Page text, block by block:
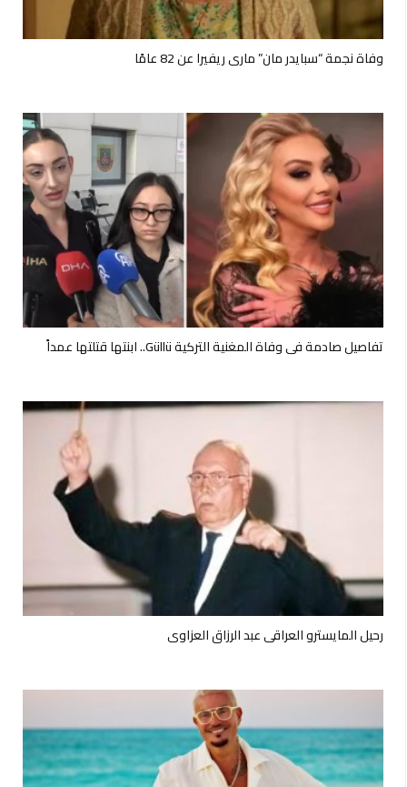
وفاة نجمة “سبايدر مان” ماري ريفيرا عن 82 عامًا
تفاصيل صادمة في وفاة المغنية التركية Güllü.. ابنتها قتلتها عمداً
رحيل المايسترو العراقي عبد الرزاق العزاوي